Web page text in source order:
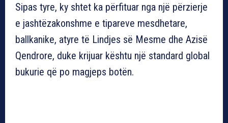
Sipas tyre, ky shtet ka përfituar nga një përzierje
e jashtëzakonshme e tipareve mesdhetare,
ballkanike, atyre të Lindjes së Mesme dhe Azisë
Qendrore, duke krijuar kështu një standard global
bukurie që po magjeps botën.